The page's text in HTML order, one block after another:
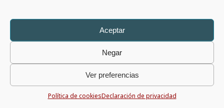
Aceptar
Negar
Ver preferencias
Política de cookiesDeclaración de privacidad
P.I. 05566820725 - Capital € 1.196.055 i.v. - R.E.A. 426675